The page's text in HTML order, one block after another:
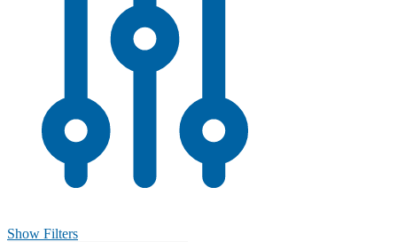
Show Filters